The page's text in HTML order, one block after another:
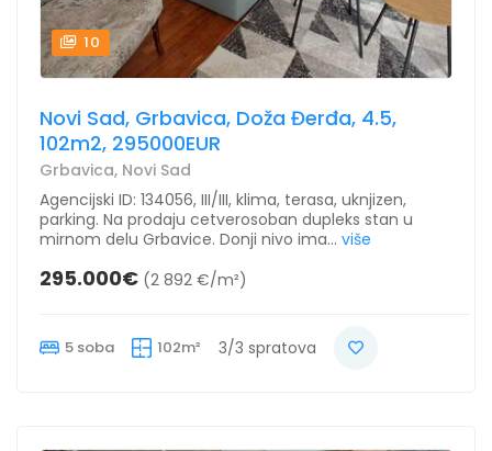
10
Novi Sad, Grbavica, Doža Đerđa, 4.5,
102m2, 295000EUR
Grbavica, Novi Sad
Agencijski ID: 134056, III/III, klima, terasa, uknjizen,
parking. Na prodaju cetverosoban dupleks stan u
mirnom delu Grbavice. Donji nivo ima... više
295.000€ (2 892 €/m²)
5 soba 102m² 3/3 spratova